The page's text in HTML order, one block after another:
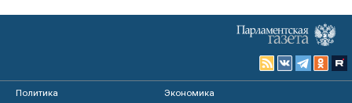
Политика
Экономика